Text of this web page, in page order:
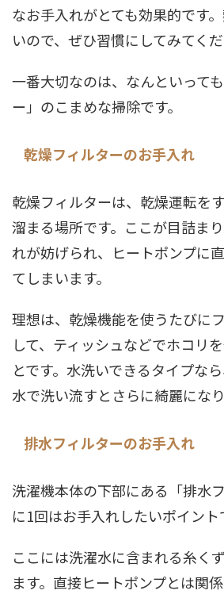
なお手入れがとても効果的です
いので、ぜひ習慣にしてみてくだ
一番大切なのは、なんといって
ー」のこまめな掃除です。
乾燥フィルターのお手入れ
乾燥フィルターは、乾燥運転を
溜まる場所です。ここが目詰ま
れが妨げられ、ヒートポンプに
てしまいます。
理想は、乾燥機能を使うたびに
して、ティッシュなどでホコリ
とです。水洗いできるタイプなら
水で洗い流すとさらに綺麗になり
排水フィルターのお手入れ
洗濯機本体の下部にある「排水
に1回はお手入れしたいポイント
ここには洗濯水に含まれる糸く
ます。直接ヒートポンプとは関